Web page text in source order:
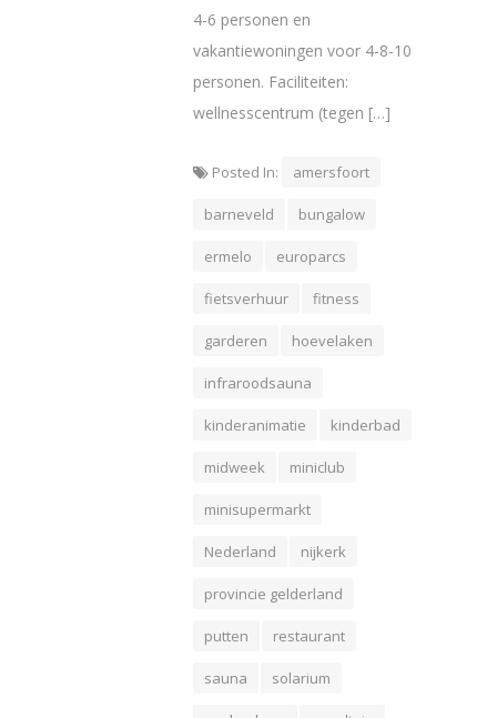
4-6 personen en
vakantiewoningen voor 4-8-10
personen. Faciliteiten:
wellnesscentrum (tegen […]
Posted In: amersfoort
barneveld bungalow
ermelo europarcs
fietsverhuur fitness
garderen hoevelaken
infraroodsauna
kinderanimatie kinderbad
midweek miniclub
minisupermarkt
Nederland nijkerk
provincie gelderland
putten restaurant
sauna solarium